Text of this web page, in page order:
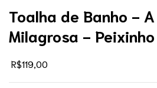
Toalha de Banho -
Milagrosa -
R$119,00